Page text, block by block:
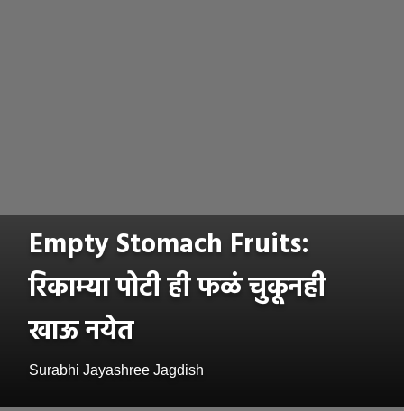
Empty Stomach Fruits:
रिकाम्या पोटी ही फळं चुकूनही
खाऊ नयेत
Surabhi Jayashree Jagdish